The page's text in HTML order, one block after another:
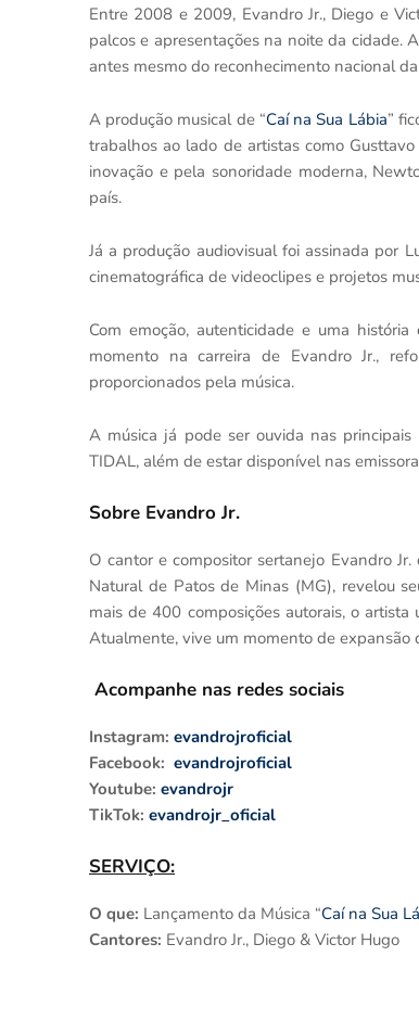
Entre 2008 e 2009, Evandro Jr., Diego e
palcos e apresentações na noite da cidade.
antes mesmo do reconhecimento nacional
A produção musical de “Caí na Sua Lábia”
trabalhos ao lado de artistas como
inovação e pela sonoridade moderna,
país.
Já a produção audiovisual foi assinada por
cinematográfica de videoclipes e projetos
Com emoção, autenticidade e uma
momento na carreira de Evandro Jr.,
proporcionados pela música.
A música já pode ser ouvida nas principais
TIDAL, além de estar disponível nas
Sobre Evandro Jr.
O cantor e compositor sertanejo Evandro
Natural de Patos de Minas (MG), revelou
mais de 400 composições autorais, o
Atualmente, vive um momento de expansão
Acompanhe nas redes sociais
Instagram: evandrojroficial
Facebook: evandrojroficial
Youtube: evandrojr
TikTok: evandrojr_oficial
SERVIÇO:
O que: Lançamento da Música “Caí na Sua
Cantores: Evandro Jr., Diego & Victor Hugo